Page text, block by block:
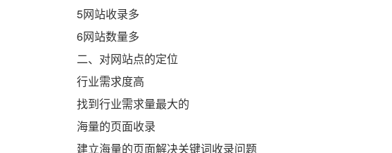
5网站收录多
6网站数量多
二、对网站点的定位
行业需求度高
找到行业需求量最大的
海量的页面收录
建立海量的页面解决关键词收录问题